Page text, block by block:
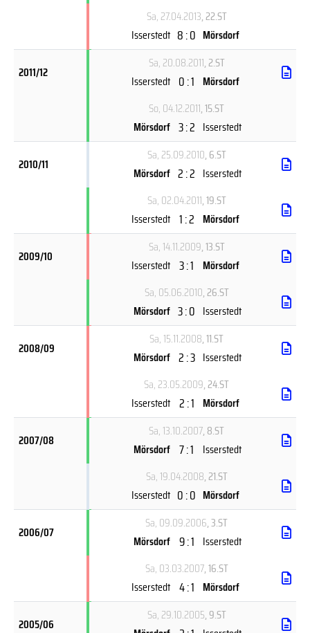
Sa, 27.04.2013, 22.ST
Isserstedt 8 : 0 Mörsdorf
2011/12
Sa, 20.08.2011, 2.ST
Isserstedt 0 : 1 Mörsdorf
So, 04.12.2011, 15.ST
Mörsdorf 3 : 2 Isserstedt
2010/11
Sa, 25.09.2010, 6.ST
Mörsdorf 2 : 2 Isserstedt
Sa, 02.04.2011, 19.ST
Isserstedt 1 : 2 Mörsdorf
2009/10
Sa, 14.11.2009, 13.ST
Isserstedt 3 : 1 Mörsdorf
Sa, 05.06.2010, 26.ST
Mörsdorf 3 : 0 Isserstedt
2008/09
Sa, 15.11.2008, 11.ST
Mörsdorf 2 : 3 Isserstedt
Sa, 23.05.2009, 24.ST
Isserstedt 2 : 1 Mörsdorf
2007/08
Sa, 13.10.2007, 8.ST
Mörsdorf 7 : 1 Isserstedt
Sa, 19.04.2008, 21.ST
Isserstedt 0 : 0 Mörsdorf
2006/07
Sa, 09.09.2006, 3.ST
Mörsdorf 9 : 1 Isserstedt
Sa, 03.03.2007, 16.ST
Isserstedt 4 : 1 Mörsdorf
2005/06
Sa, 29.10.2005, 9.ST